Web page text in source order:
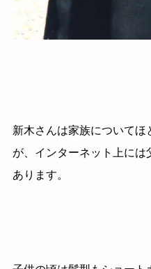
新木さんは家族について
が、インターネット上には
あります。